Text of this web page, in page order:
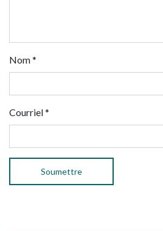
Nom*
Courriel*